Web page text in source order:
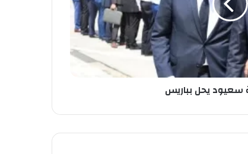
سعيود يحل بباريس